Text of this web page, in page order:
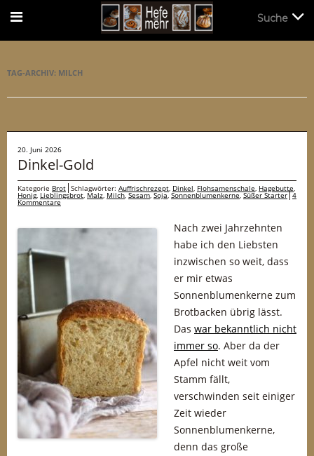
TAG-ARCHIV: MILCH
20. Juni 2026
Dinkel-Gold
Kategorie Brot Schlagwörter: Auffrischrezept, Dinkel, Flohsamenschale, Hagebutte,
Honig, Lieblingsbrot, Malz, Milch,Sesam,Soja, Sonnenblumenkerne,Süßer Starter 4
Kommentare
Nach zwei Jahrzehnten
habe ich den Liebsten
inzwischen so weit, dass
er mir etwas
Sonnenblumenkerne zum
Brotbacken übrig lässt.
Das war bekanntlich nicht
immer so. Aber da der
Apfel nicht weit vom
Stamm fällt,
verschwinden seit einiger
Zeit wieder
Sonnenblumenkerne,
denn das große
Suche
Suche